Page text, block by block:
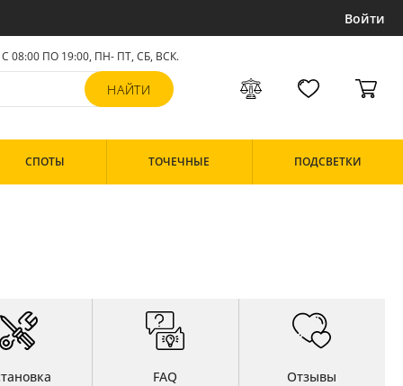
Войти
С 08:00 ПО 19:00, ПН- ПТ, СБ, ВСК.
СПОТЫ ТОЧЕЧНЫЕ ПОДСВЕТКИ
FAQ Отзывы